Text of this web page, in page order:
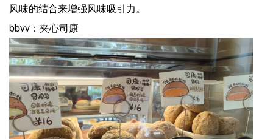
风味的结合来增强风味吸引力。
bbvv：夹心司康